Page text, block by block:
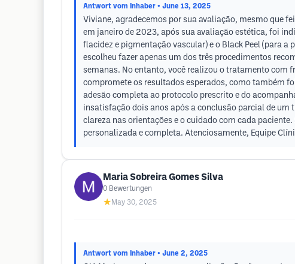
Antwort vom Inhaber • June 13, 2025
Viviane, agradecemos por sua avaliação, mesmo que
em janeiro de 2023, após sua avaliação estética, foi
flacidez e pigmentação vascular) e o Black Peel (para
escolheu fazer apenas um dos três procedimentos
semanas. No entanto, você realizou o tratamento com
compromete os resultados esperados, como também
adesão completa ao protocolo prescrito e do
insatisfação dois anos após a conclusão parcial de um
clareza nas orientações e o cuidado com cada
personalizada e completa. Atenciosamente, Equipe
Maria Sobreira Gomes Silva
0 Bewertungen
★ May 30, 2025
Antwort vom Inhaber • June 2, 2025